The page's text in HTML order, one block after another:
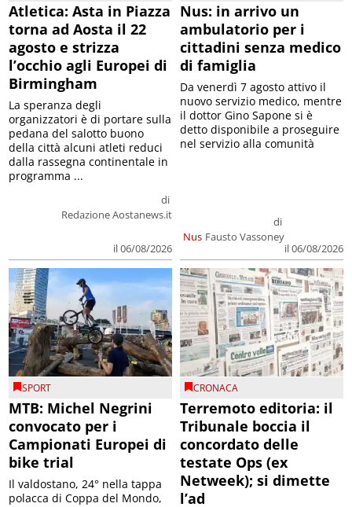
Atletica: Asta in Piazza
torna ad Aosta il 22
agosto e strizza
l’occhio agli Europei di
Birmingham
di
Redazione Aostanews.it
il 06/08/2026
La speranza degli
organizzatori è di portare sulla
pedana del salotto buono
della città alcuni atleti reduci
dalla rassegna continentale in
programma ...
Nus: in arrivo un
ambulatorio per i
cittadini senza medico
di famiglia
Nus
di
Fausto Vassoney
il 06/08/2026
Da venerdì 7 agosto attivo il
nuovo servizio medico, mentre
il dottor Gino Sapone si è
detto disponibile a proseguire
nel servizio alla comunità
SPORT
MTB: Michel Negrini
convocato per i
Campionati Europei di
bike trial
Il valdostano, 24° nella tappa
polacca di Coppa del Mondo,
CRONACA
Terremoto editoria: il
Tribunale boccia il
concordato delle
testate Ops (ex
Netweek); si dimette
l’ad